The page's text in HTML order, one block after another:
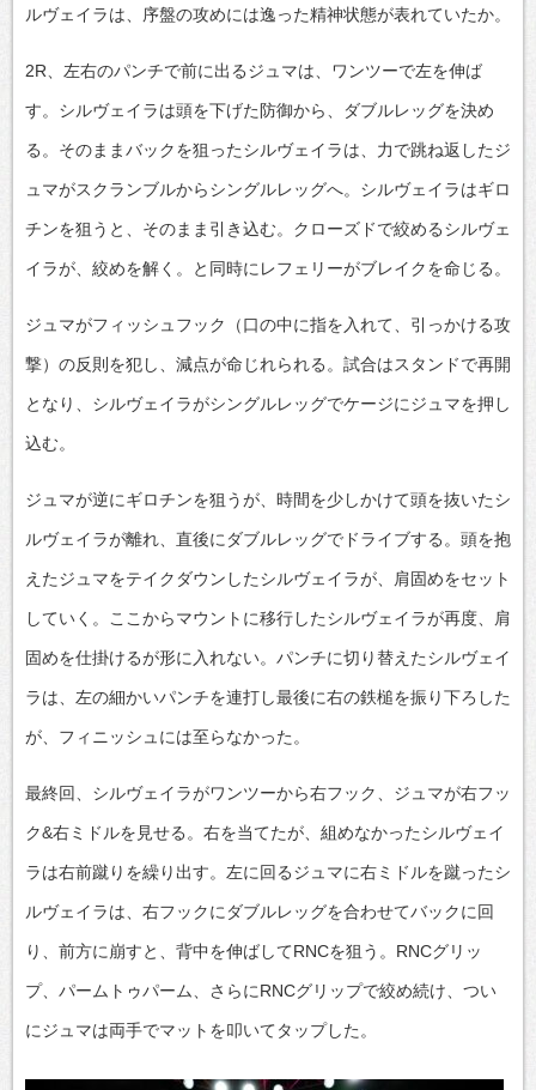
ルヴェイラは、序盤の攻めには逸った精神状態が表れていたか。
2R、左右のパンチで前に出るジュマは、ワンツーで左を伸ば
す。シルヴェイラは頭を下げた防御から、ダブルレッグを決め
る。そのままバックを狙ったシルヴェイラは、力で跳ね返したジ
ュマがスクランブルからシングルレッグへ。シルヴェイラはギロ
チンを狙うと、そのまま引き込む。クローズドで絞めるシルヴェ
イラが、絞めを解く。と同時にレフェリーがブレイクを命じる。
ジュマがフィッシュフック（口の中に指を入れて、引っかける攻
撃）の反則を犯し、減点が命じれられる。試合はスタンドで再開
となり、シルヴェイラがシングルレッグでケージにジュマを押し
込む。
ジュマが逆にギロチンを狙うが、時間を少しかけて頭を抜いたシ
ルヴェイラが離れ、直後にダブルレッグでドライブする。頭を抱
えたジュマをテイクダウンしたシルヴェイラが、肩固めをセット
していく。ここからマウントに移行したシルヴェイラが再度、肩
固めを仕掛けるが形に入れない。パンチに切り替えたシルヴェイ
ラは、左の細かいパンチを連打し最後に右の鉄槌を振り下ろした
が、フィニッシュには至らなかった。
最終回、シルヴェイラがワンツーから右フック、ジュマが右フッ
ク&右ミドルを見せる。右を当てたが、組めなかったシルヴェイ
ラは右前蹴りを繰り出す。左に回るジュマに右ミドルを蹴ったシ
ルヴェイラは、右フックにダブルレッグを合わせてバックに回
り、前方に崩すと、背中を伸ばしてRNCを狙う。RNCグリッ
プ、パームトゥパーム、さらにRNCグリップで絞め続け、つい
にジュマは両手でマットを叩いてタップした。